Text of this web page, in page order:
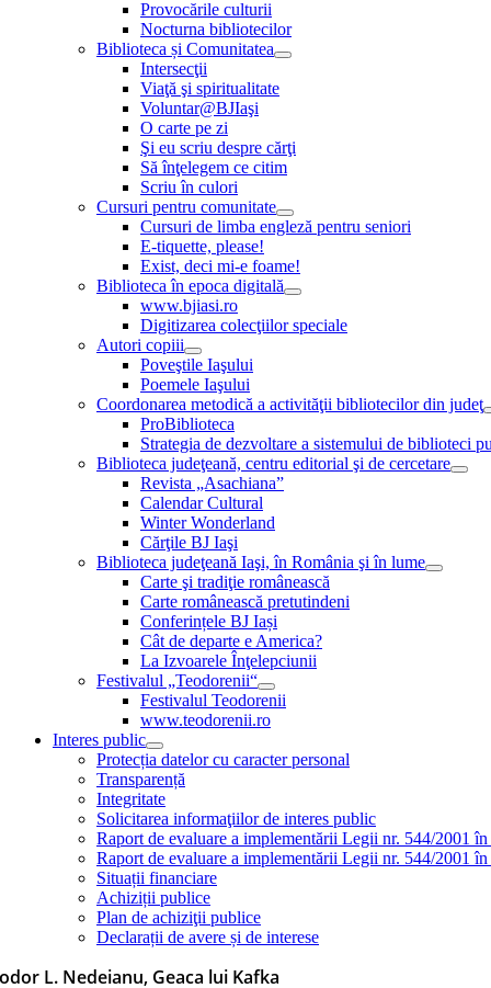
Provocările culturii
Nocturna bibliotecilor
Biblioteca și Comunitatea
Intersecţii
Viaţă şi spiritualitate
Voluntar@BJIaşi
O carte pe zi
Şi eu scriu despre cărţi
Să înţelegem ce citim
Scriu în culori
Cursuri pentru comunitate
Cursuri de limba engleză pentru seniori
E-tiquette, please!
Exist, deci mi-e foame!
Biblioteca în epoca digitală
www.bjiasi.ro
Digitizarea colecţiilor speciale
Autori copiii
Poveştile Iaşului
Poemele Iaşului
Coordonarea metodică a activităţii bibliotecilor din judeţ
ProBiblioteca
Strategia de dezvoltare a sistemului de biblioteci
Biblioteca judeţeană, centru editorial şi de cercetare
Revista „Asachiana”
Calendar Cultural
Winter Wonderland
Cărţile BJ Iaşi
Biblioteca judeţeană Iaşi, în România şi în lume
Carte şi tradiţie românească
Carte românească pretutindeni
Conferințele BJ Iași
Cât de departe e America?
La Izvoarele Înţelepciunii
Festivalul „Teodorenii“
Festivalul Teodorenii
www.teodorenii.ro
Interes public
Protecția datelor cu caracter personal
Transparență
Integritate
Solicitarea informaţiilor de interes public
Raport de evaluare a implementării Legii nr. 544/2001
Raport de evaluare a implementării Legii nr. 544/2001
Situații financiare
Achiziții publice
Plan de achiziţii publice
Declarații de avere și de interese
L. Nedeianu, Geaca lui Kafka